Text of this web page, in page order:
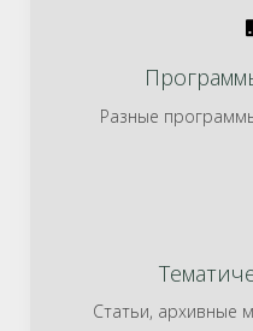
Разные
Статьи, архивные